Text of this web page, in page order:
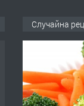
Случайна